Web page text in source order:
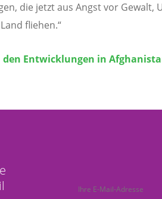
die jetzt aus Angst vor Gewalt,
fliehen.“
den Entwicklungen in